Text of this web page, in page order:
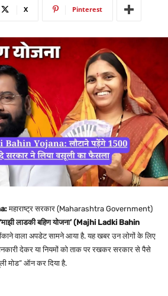
X Pinterest
महाराष्ट्र सरकार (Maharashtra Government)
‘माझी लाडकी बहिण योजना’ (Majhi Ladki Bahin
वाला अपडेट सामने आया है. यह खबर उन लोगों के लिए
देकर या नियमों को ताक पर रखकर सरकार से पैसे
मोड” ऑन कर दिया है.